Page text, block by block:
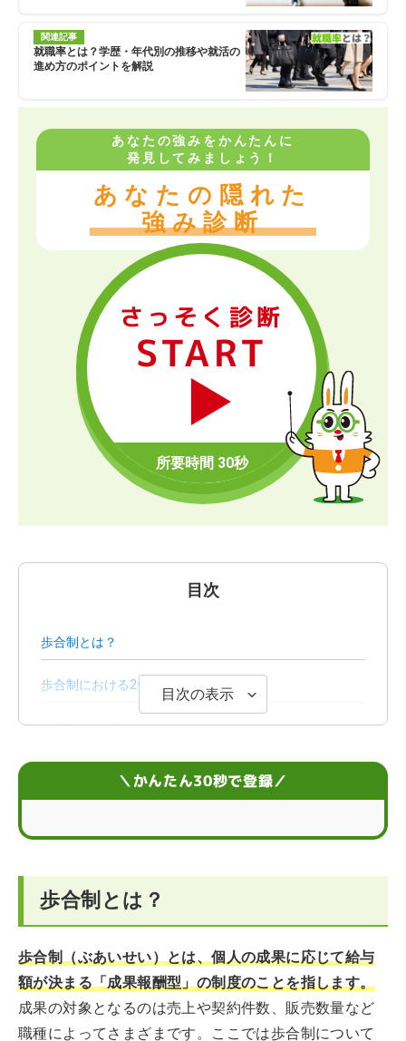
関連記事
就職率とは？学歴・年代別の推移や就活の
進め方のポイントを解説
あなたの強みをかんたんに
発見してみましょう！
あなたの隠れた
強み診断
さっそく診断
START
目次
歩合制とは？
歩合制における2つの給与形態
歩合制による5つのメリット
給与形態に関するお悩みQ＆A
目次の表示
＼かんたん30秒で登録／
歩合制とは？
歩合制（ぶあいせい）とは、個人の成果に応じて給与
額が決まる「成果報酬型」の制度のことを指します。
成果の対象となるのは売上や契約件数、販売数量など
職種によってさまざまです。ここでは歩合制について